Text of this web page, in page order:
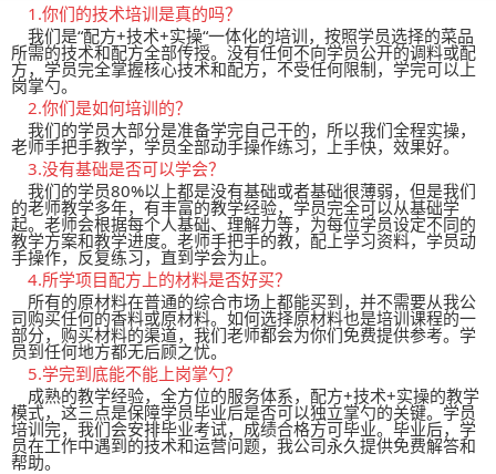
1.你们的技术培训是真的吗？
我们是“配方+技术+实操“一体化的培训，按照学员选择的菜品
所需的技术和配方全部传授。没有任何不向学员公开的调料或配
方，学员完全掌握核心技术和配方，不受任何限制，学完可以上
岗掌勺。
2.你们是如何培训的？
我们的学员大部分是准备学完自己干的，所以我们全程实操，
老师手把手教学，学员全部动手操作练习，上手快，效果好。
3.没有基础是否可以学会？
我们的学员80%以上都是没有基础或者基础很薄弱，但是我们
的老师教学多年，有丰富的教学经验，学员完全可以从基础学
起。老师会根据每个人基础、理解力等，为每位学员设定不同的
教学方案和教学进度。老师手把手的教，配上学习资料，学员动
手操作，反复练习，直到学会为止。
4.所学项目配方上的材料是否好买？
所有的原材料在普通的综合市场上都能买到，并不需要从我公
司购买任何的香料或原材料。如何选择原材料也是培训课程的一
部分，购买材料的渠道，我们老师都会为你们免费提供参考。学
员到任何地方都无后顾之忧。
5.学完到底能不能上岗掌勺？
成熟的教学经验，全方位的服务体系，配方+技术+实操的教学
模式，这三点是保障学员毕业后是否可以独立掌勺的关键。学员
培训完，我们会安排毕业考试，成绩合格方可毕业。毕业后，学
员在工作中遇到的技术和运营问题，我公司永久提供免费解答和
帮助。